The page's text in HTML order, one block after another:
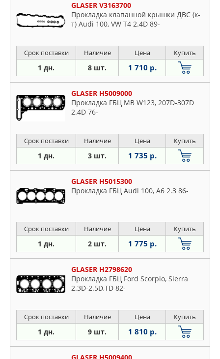
GLASER V3163700
Прокладка клапанной крышки ДВС (к-
т) Audi 100, VW T4 2.4D 89-
Срок поставки Наличие Цена Купить
1 дн. 8 шт. 1 710 р.
GLASER H5009000
Прокладка ГБЦ MB W123, 207D-307D
2.4D 76-
Срок поставки Наличие Цена Купить
1 дн. 3 шт. 1 735 р.
GLASER H5015300
Прокладка ГБЦ Audi 100, A6 2.3 86-
Срок поставки Наличие Цена Купить
1 дн. 2 шт. 1 775 р.
GLASER H2798620
Прокладка ГБЦ Ford Scorpio, Sierra
2.3D-2.5D,TD 82-
Срок поставки Наличие Цена Купить
1 дн. 9 шт. 1 810 р.